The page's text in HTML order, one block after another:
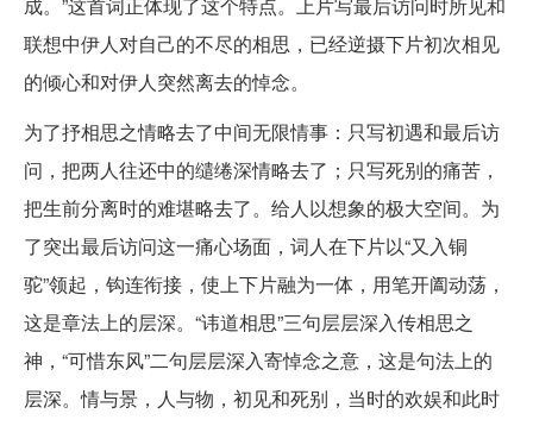
联想中伊人对自己的不尽的相思，已经逆摄下片初次相见
的倾心和对伊人突然离去的悼念。
为了抒相思之情略去了中间无限情事：只写初遇和最后访
问，把两人往还中的缱绻深情略去了；只写死别的痛苦，
把生前分离时的难堪略去了。给人以想象的极大空间。为
了突出最后访问这一痛心场面，词人在下片以“又入铜
驼”领起，钩连衔接，使上下片融为一体，用笔开阖动荡，
这是章法上的层深。“讳道相思”三句层层深入传相思之
神，“可惜东风”二句层层深入寄悼念之意，这是句法上的
层深。情与景，人与物，初见和死别，当时的欢娱和此时